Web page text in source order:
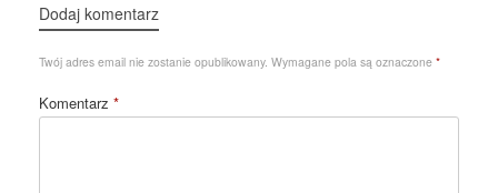
Dodaj komentarz
Twój adres email nie zostanie opublikowany. Wymagane pola są oznaczone *
Komentarz *